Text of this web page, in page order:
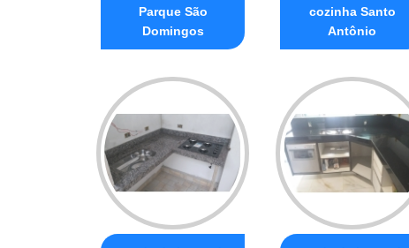
Parque São
Domingos
cozinha Santo
Antônio